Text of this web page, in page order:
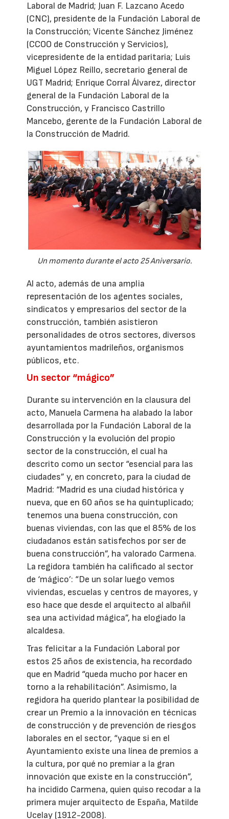
Laboral de Madrid; Juan F. Lazcano Acedo
(CNC), presidente de la Fundación Laboral de
la Construcción; Vicente Sánchez Jiménez
(CCOO de Construcción y Servicios),
vicepresidente de la entidad paritaria; Luis
Miguel López Reíllo, secretario general de
UGT Madrid; Enrique Corral Álvarez, director
general de la Fundación Laboral de la
Construcción, y Francisco Castrillo
Mancebo, gerente de la Fundación Laboral de
la Construcción de Madrid.
Un momento durante el acto 25 Aniversario.
Al acto, además de una amplia
representación de los agentes sociales,
sindicatos y empresarios del sector de la
construcción, también asistieron
personalidades de otros sectores, diversos
ayuntamientos madrileños, organismos
públicos, etc.
Un sector “mágico”
Durante su intervención en la clausura del
acto, Manuela Carmena ha alabado la labor
desarrollada por la Fundación Laboral de la
Construcción y la evolución del propio
sector de la construcción, el cual ha
descrito como un sector “esencial para las
ciudades” y, en concreto, para la ciudad de
Madrid: “Madrid es una ciudad histórica y
nueva, que en 60 años se ha quintuplicado;
tenemos una buena construcción, con
buenas viviendas, con las que el 85% de los
ciudadanos están satisfechos por ser de
buena construcción”, ha valorado Carmena.
La regidora también ha calificado al sector
de ‘mágico’: “De un solar luego vemos
viviendas, escuelas y centros de mayores, y
eso hace que desde el arquitecto al albañil
sea una actividad mágica”, ha elogiado la
alcaldesa.
Tras felicitar a la Fundación Laboral por
estos 25 años de existencia, ha recordado
que en Madrid “queda mucho por hacer en
torno a la rehabilitación”. Asimismo, la
regidora ha querido plantear la posibilidad de
crear un Premio a la innovación en técnicas
de construcción y de prevención de riesgos
laborales en el sector, “yaque si en el
Ayuntamiento existe una línea de premios a
la cultura, por qué no premiar a la gran
innovación que existe en la construcción”,
ha incidido Carmena, quien quiso recodar a la
primera mujer arquitecto de España, Matilde
Ucelay (1912-2008).